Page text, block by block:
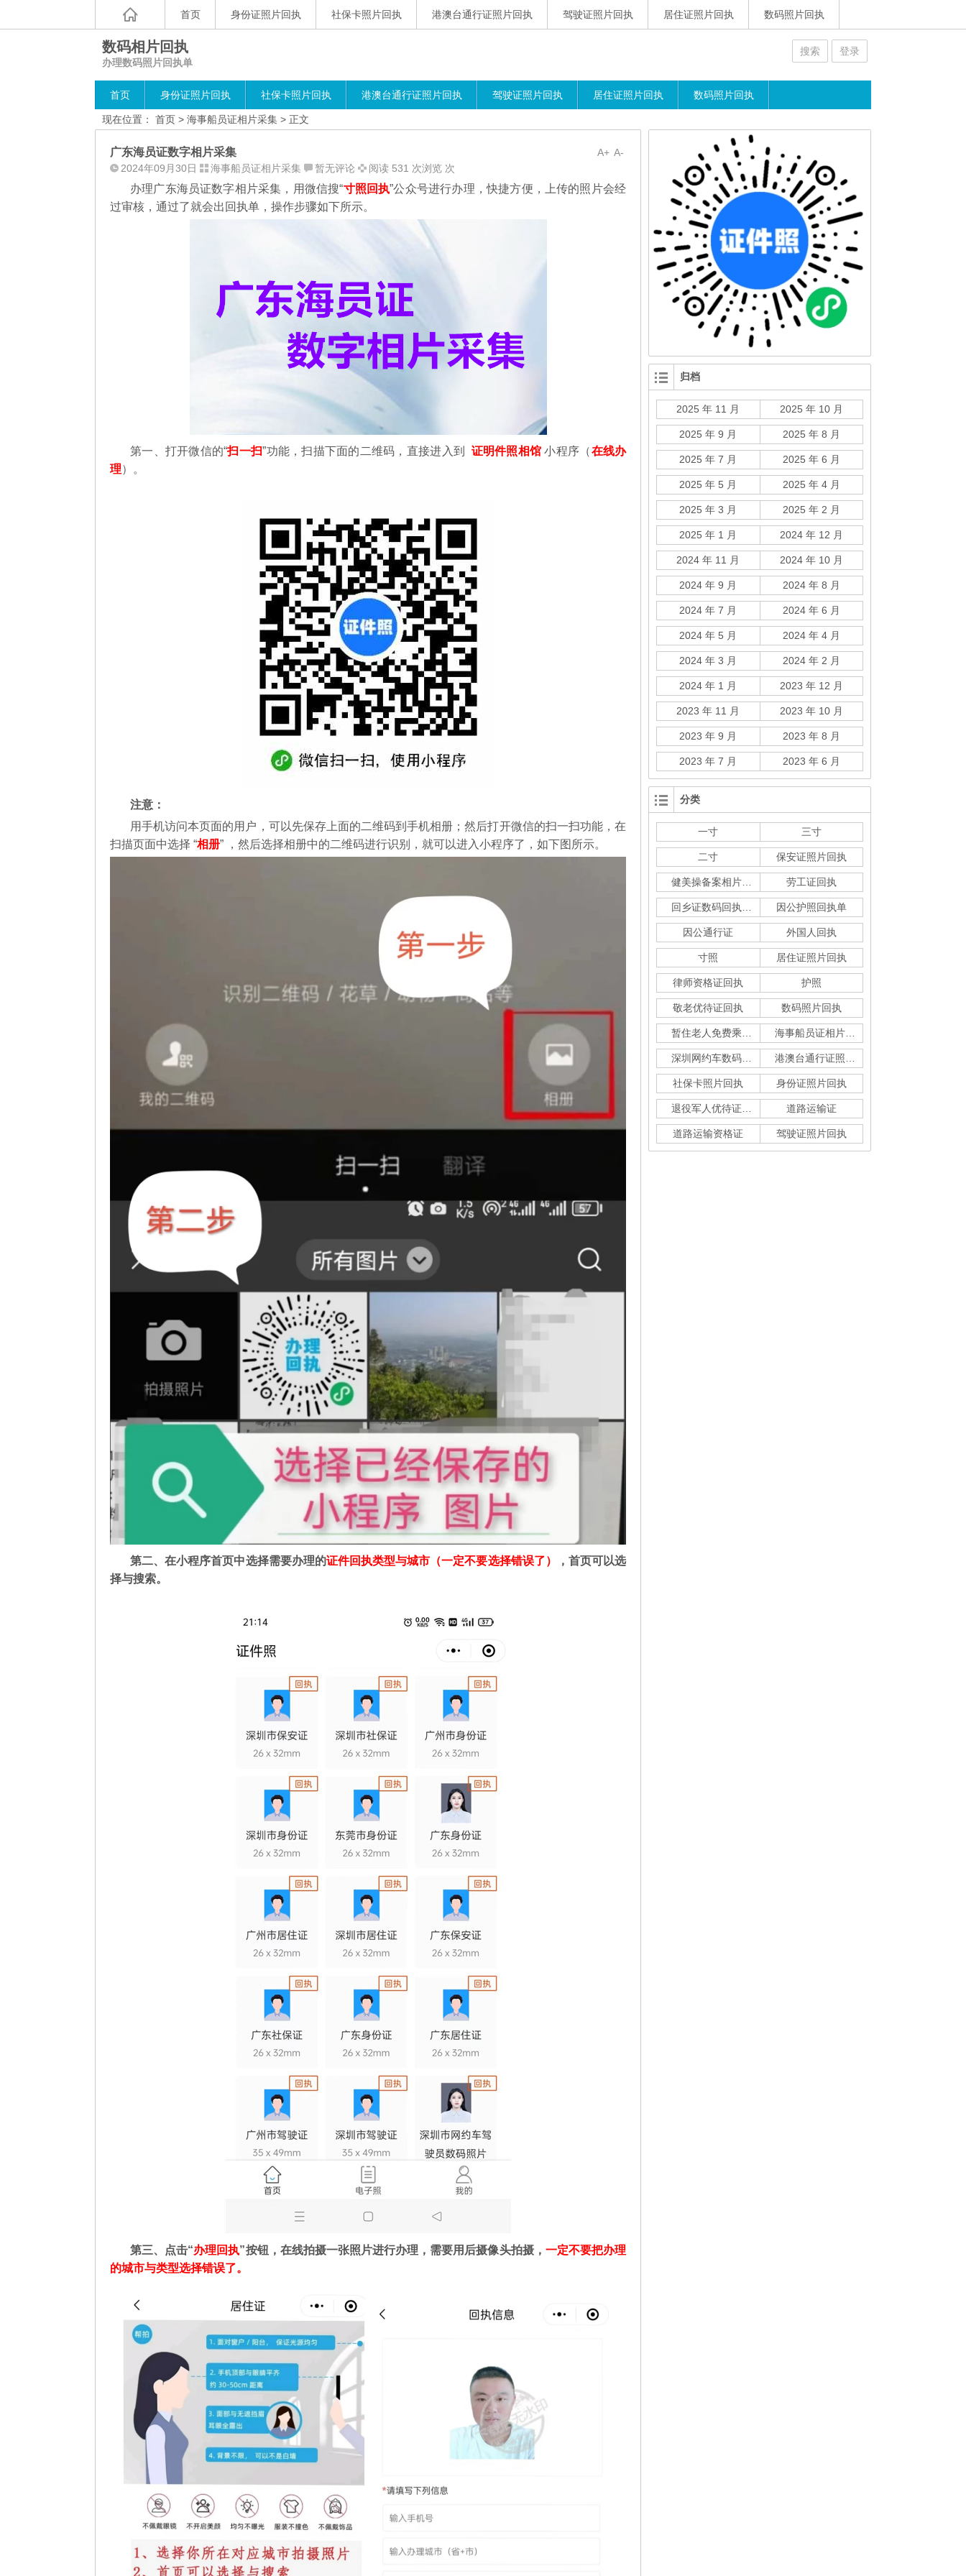
首页 身份证照片回执 社保卡照片回执 港澳台通行证照片回执 驾驶证照片回执 居住证照片回执 数码照片回执
数码相片回执
办理数码照片回执单
搜索 登录
首页 身份证照片回执 社保卡照片回执 港澳台通行证照片回执 驾驶证照片回执 居住证照片回执 数码照片回执
现在位置： 首页 > 海事船员证相片采集 > 正文
A-
A+
广东海员证数字相片采集
2024年09月30日 海事船员证相片采集 暂无评论 阅读 531 次浏览 次
办理广东海员证数字相片采集，用微信搜“寸照回执”公众号进行办理，快捷方便，上传的照片会经
过审核，通过了就会出回执单，操作步骤如下所示。
第一、 打开微信的“扫一扫”功能，扫描下面的二维码，直接进入到 证明件照相馆 小程序（在线办
理）。
注意：
用手机访问本页面的用户，可以先保存上面的二维码到手机相册；然后打开微信的扫一扫功能，在
扫描页面中选择 “相册” ，然后选择相册中的二维码进行识别，就可以进入小程序了，如下图所示。
第二、在小程序首页中选择需要办理的证件回执类型与城市（一定不要选择错误了）
，首页可以选
择与搜索。
第三、点击“办理回执”按钮，在线拍摄一张照片进行办理，需要用后摄像头拍摄， 一定不要把办理
的城市与类型选择错误了。
归档
2025 年 11 月 2025 年 10 月
2025 年 9 月 2025 年 8 月
2025 年 7 月 2025 年 6 月
2025 年 5 月 2025 年 4 月
2025 年 3 月 2025 年 2 月
2025 年 1 月 2024 年 12 月
2024 年 11 月 2024 年 10 月
2024 年 9 月 2024 年 8 月
2024 年 7 月 2024 年 6 月
2024 年 5 月 2024 年 4 月
2024 年 3 月 2024 年 2 月
2024 年 1 月 2023 年 12 月
2023 年 11 月 2023 年 10 月
2023 年 9 月 2023 年 8 月
2023 年 7 月 2023 年 6 月
分类
一寸 三寸
二寸 保安证照片回执
劳工证回执
因公护照回执单
因公通行证 外国人回执
寸照 居住证照片回执
律师资格证回执 护照
敬老优待证回执 数码照片回执
海事船员证相片采集
社保卡照片回执 身份证照片回执
道路运输证
道路运输资格证 驾驶证照片回执